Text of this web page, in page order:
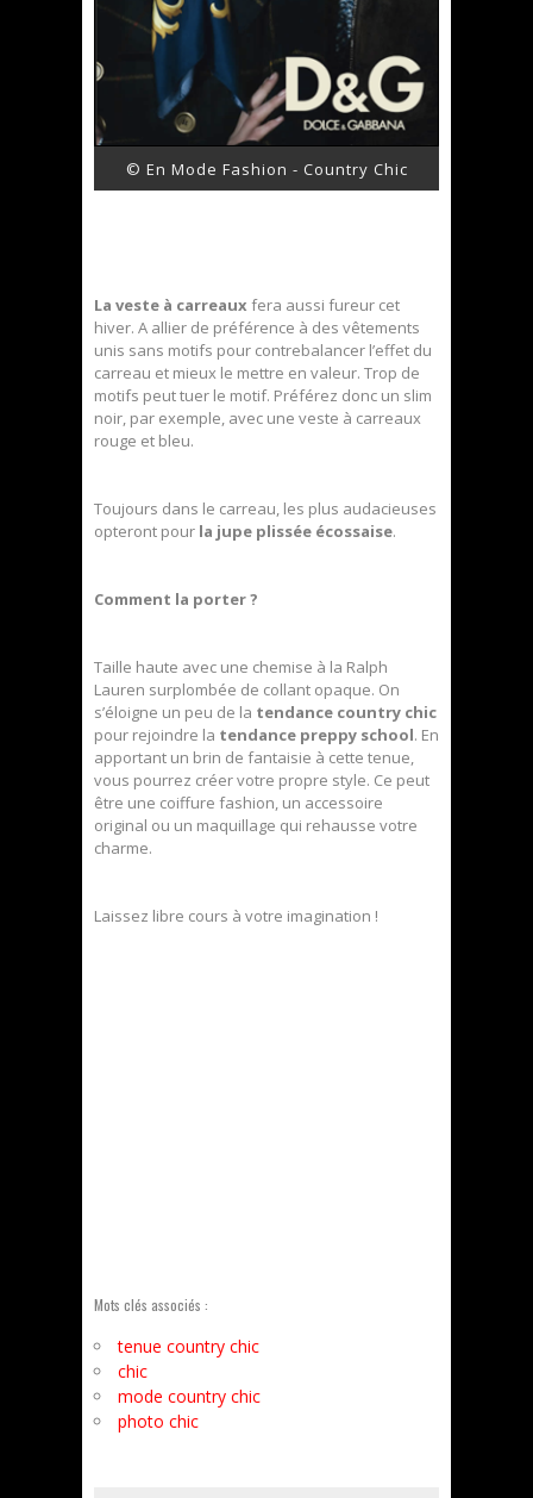
© En Mode Fashion - Country Chic
La veste à carreaux fera aussi fureur cet
hiver. A allier de préférence à des vêtements
unis sans motifs pour contrebalancer l’effet du
carreau et mieux le mettre en valeur. Trop de
motifs peut tuer le motif. Préférez donc un slim
noir, par exemple, avec une veste à carreaux
rouge et bleu.
Toujours dans le carreau, les plus audacieuses
opteront pour la jupe plissée écossaise.
Comment la porter ?
Taille haute avec une chemise à la Ralph
Lauren surplombée de collant opaque. On
s’éloigne un peu de la tendance country chic
pour rejoindre la tendance preppy school. En
apportant un brin de fantaisie à cette tenue,
vous pourrez créer votre propre style. Ce peut
être une coiffure fashion, un accessoire
original ou un maquillage qui rehausse votre
charme.
Laissez libre cours à votre imagination !
Mots clés associés :
tenue country chic
chic
mode country chic
photo chic